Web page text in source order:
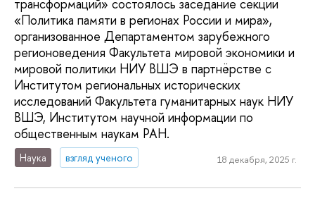
трансформаций» состоялось заседание секции
«Политика памяти в регионах России и мира»,
организованное Департаментом зарубежного
регионоведения Факультета мировой экономики и
мировой политики НИУ ВШЭ в партнёрстве с
Институтом региональных исторических
исследований Факультета гуманитарных наук НИУ
ВШЭ, Институтом научной информации по
общественным наукам РАН.
Наука взгляд ученого 18 декабря, 2025 г.